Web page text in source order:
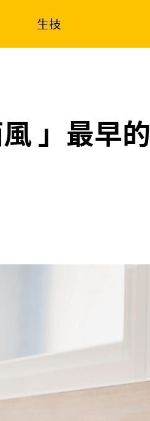
生技
」最早的